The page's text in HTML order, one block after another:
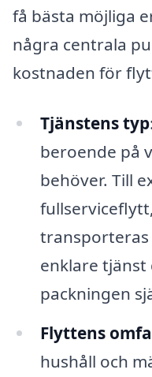
få bästa möjliga
några centrala
kostnaden för
Tjänstens typ
beroende på
behöver. Till
transporteras
enklare
packningen
Flyttens
hushåll och